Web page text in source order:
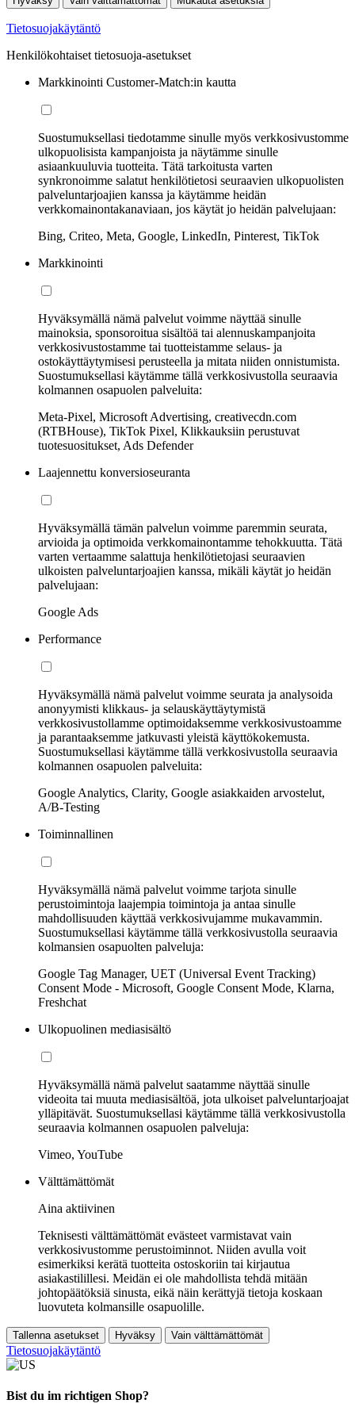
Tietosuojakäytäntö
Henkilökohtaiset tietosuoja-asetukset
Markkinointi Customer-Match:in kautta
Suostumuksellasi tiedotamme sinulle myös verkkosivustomme
ulkopuolisista kampanjoista ja näytämme sinulle
asiaankuuluvia tuotteita. Tätä tarkoitusta varten
synkronoimme salatut henkilötietosi seuraavien ulkopuolisten
palveluntarjoajien kanssa ja käytämme heidän
verkkomainontakanaviaan, jos käytät jo heidän palvelujaan:
Bing, Criteo, Meta, Google, LinkedIn, Pinterest, TikTok
Markkinointi
Hyväksymällä nämä palvelut voimme näyttää sinulle
mainoksia, sponsoroitua sisältöä tai alennuskampanjoita
verkkosivustostamme tai tuotteistamme selaus- ja
ostokäyttäytymisesi perusteella ja mitata niiden onnistumista.
Suostumuksellasi käytämme tällä verkkosivustolla seuraavia
kolmannen osapuolen palveluita:
Meta-Pixel, Microsoft Advertising, creativecdn.com
(RTBHouse), TikTok Pixel, Klikkauksiin perustuvat
tuotesuositukset, Ads Defender
Laajennettu konversioseuranta
Hyväksymällä tämän palvelun voimme paremmin seurata,
arvioida ja optimoida verkkomainontamme tehokkuutta. Tätä
varten vertaamme salattuja henkilötietojasi seuraavien
ulkoisten palveluntarjoajien kanssa, mikäli käytät jo heidän
palvelujaan:
Google Ads
Performance
Hyväksymällä nämä palvelut voimme seurata ja analysoida
anonyymisti klikkaus- ja selauskäyttäytymistä
verkkosivustollamme optimoidaksemme verkkosivustoamme
ja parantaaksemme jatkuvasti yleistä käyttökokemusta.
Suostumuksellasi käytämme tällä verkkosivustolla seuraavia
kolmannen osapuolen palveluita:
Google Analytics, Clarity, Google asiakkaiden arvostelut,
A/B-Testing
Toiminnallinen
Hyväksymällä nämä palvelut voimme tarjota sinulle
perustoimintoja laajempia toimintoja ja antaa sinulle
mahdollisuuden käyttää verkkosivujamme mukavammin.
Suostumuksellasi käytämme tällä verkkosivustolla seuraavia
kolmansien osapuolten palveluja:
Google Tag Manager, UET (Universal Event Tracking)
Consent Mode - Microsoft, Google Consent Mode, Klarna,
Freshchat
Ulkopuolinen mediasisältö
Hyväksymällä nämä palvelut saatamme näyttää sinulle
videoita tai muuta mediasisältöä, jota ulkoiset palveluntarjoajat
ylläpitävät. Suostumuksellasi käytämme tällä verkkosivustolla
seuraavia kolmannen osapuolen palveluja:
Vimeo, YouTube
Välttämättömät
Aina aktiivinen
Teknisesti välttämättömät evästeet varmistavat vain
verkkosivustomme perustoiminnot. Niiden avulla voit
esimerkiksi kerätä tuotteita ostoskoriin tai kirjautua
asiakastilillesi. Meidän ei ole mahdollista tehdä mitään
johtopäätöksiä sinusta, eikä näin kerättyjä tietoja koskaan
luovuteta kolmansille osapuolille.
Tallenna asetukset Hyväksy Vain välttämättömät
Tietosuojakäytäntö
Bist du im richtigen Shop?